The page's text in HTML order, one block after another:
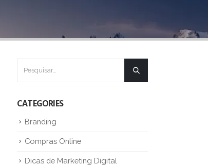
CATEGORIES
Branding
Compras Online
Dicas de Marketing Digital